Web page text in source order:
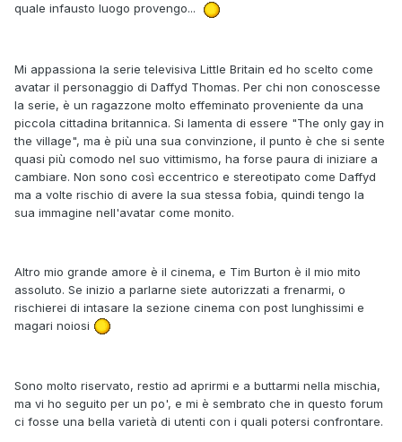
quale infausto luogo provengo...
Mi appassiona la serie televisiva Little Britain ed ho scelto come
avatar il personaggio di Daffyd Thomas. Per chi non conoscesse
la serie, è un ragazzone molto effeminato proveniente da una
piccola cittadina britannica. Si lamenta di essere "The only gay in
the village", ma è più una sua convinzione, il punto è che si sente
quasi più comodo nel suo vittimismo, ha forse paura di iniziare a
cambiare. Non sono così eccentrico e stereotipato come Daffyd
ma a volte rischio di avere la sua stessa fobia, quindi tengo la
sua immagine nell'avatar come monito.
Altro mio grande amore è il cinema, e Tim Burton è il mio mito
assoluto. Se inizio a parlarne siete autorizzati a frenarmi, o
rischierei di intasare la sezione cinema con post lunghissimi e
magari noiosi
Sono molto riservato, restio ad aprirmi e a buttarmi nella mischia,
ma vi ho seguito per un po', e mi è sembrato che in questo forum
ci fosse una bella varietà di utenti con i quali potersi confrontare.